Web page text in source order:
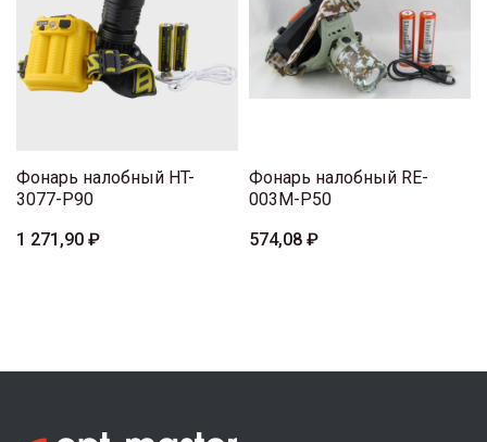
Фонарь налобный HT-
3077-P90
1 271,90 ₽
Фонарь налобный RE-
003M-P50
574,08 ₽